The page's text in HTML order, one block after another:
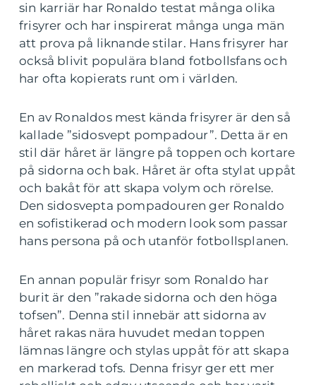
sin karriär har Ronaldo testat många olika
frisyrer och har inspirerat många unga män
att prova på liknande stilar. Hans frisyrer har
också blivit populära bland fotbollsfans och
har ofta kopierats runt om i världen.
En av Ronaldos mest kända frisyrer är den så
kallade ”sidosvept pompadour”. Detta är en
stil där håret är längre på toppen och kortare
på sidorna och bak. Håret är ofta stylat uppåt
och bakåt för att skapa volym och rörelse.
Den sidosvepta pompadouren ger Ronaldo
en sofistikerad och modern look som passar
hans persona på och utanför fotbollsplanen.
En annan populär frisyr som Ronaldo har
burit är den ”rakade sidorna och den höga
tofsen”. Denna stil innebär att sidorna av
håret rakas nära huvudet medan toppen
lämnas längre och stylas uppåt för att skapa
en markerad tofs. Denna frisyr ger ett mer